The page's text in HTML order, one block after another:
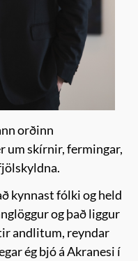
orðinn
um skírnir, fermingar,
kynnast fólki og held
og það liggur
andlitum, reyndar
ég bjó á Akranesi í